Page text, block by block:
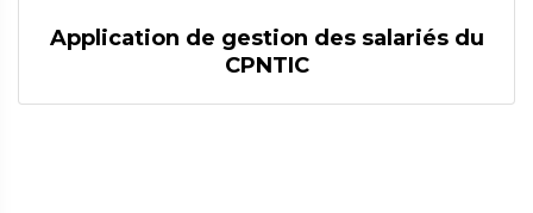
Application de gestion des salariés du
CPNTIC